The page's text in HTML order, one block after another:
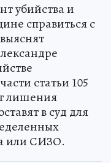
убийства и
справиться с
статьи 105
лишения
в суд для
или СИЗО.